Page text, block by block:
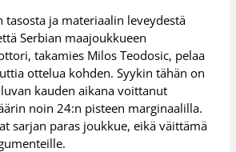
tasosta ja materiaalin leveydestä
Serbian maajoukkueen
takamies Milos Teodosic, pelaa
ottelua kohden. Syykin tähän on
kauden aikana voittanut
noin 24:n pisteen marginaalilla.
sarjan paras joukkue, eikä väittämä